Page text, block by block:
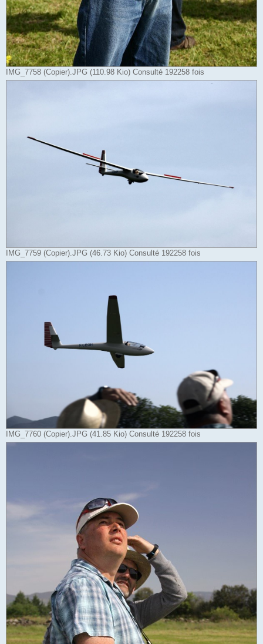
IMG_7758 (Copier).JPG (110.98 Kio) Consulté 192258 fois
IMG_7759 (Copier).JPG (46.73 Kio) Consulté 192258 fois
IMG_7760 (Copier).JPG (41.85 Kio) Consulté 192258 fois